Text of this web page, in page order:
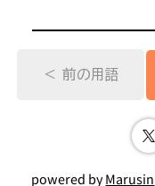
＜ 前の用語
powered byMarusin